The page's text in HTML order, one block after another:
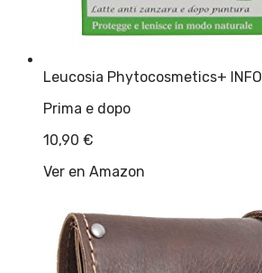
Leucosia Phytocosmetics+ INFO
Prima e dopo
10,90 €
Ver en Amazon